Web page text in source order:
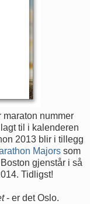
maraton nummer
til i kalenderen
2013 blir i tillegg
Majors som
gjenstår i så
Tidligst!
- er det Oslo.